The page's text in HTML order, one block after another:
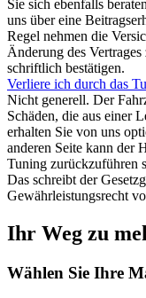
Sie sich ebenfalls
uns über eine
Regel nehmen die
Änderung des
schriftlich bestätigen.
Verliere ich durch das
Nicht generell. Der
Schäden, die aus einer
erhalten Sie von uns
anderen Seite kann der
Tuning zurückzuführen
Das schreibt der
Gewährleistungsrecht
Ihr Weg zu
Wählen Sie Ihre